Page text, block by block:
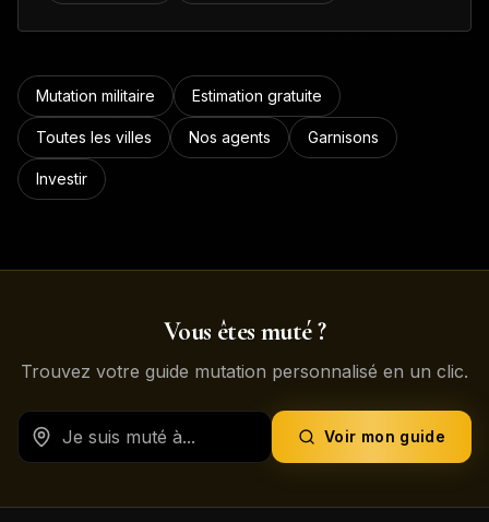
Mutation militaire Estimation gratuite
Toutes les villes Nos agents Garnisons
Investir
Vous êtes muté ?
Trouvez votre guide mutation personnalisé en un clic.
Voir mon guide